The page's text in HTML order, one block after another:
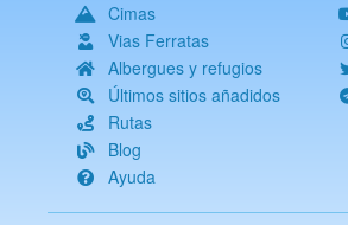
Cimas
Vias Ferratas
Albergues y refugios
Últimos sitios añadidos
Rutas
Blog
Ayuda